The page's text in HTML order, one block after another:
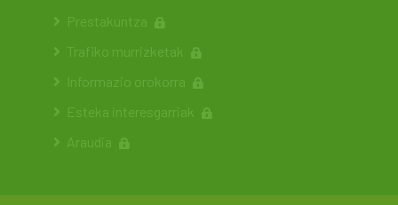
Prestakuntza
Trafiko murrizketak
Informazio orokorra
Esteka interesgarriak
Araudia